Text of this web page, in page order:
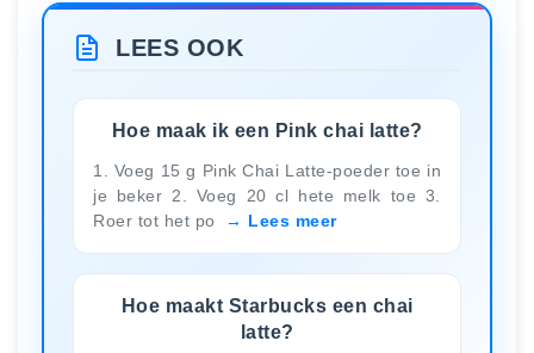
LEES OOK
Hoe maak ik een Pink chai latte?
1. Voeg 15 g Pink Chai Latte-poeder toe in
je beker 2. Voeg 20 cl hete melk toe 3.
Roer tot het po
Lees meer
Hoe maakt Starbucks een chai
latte?